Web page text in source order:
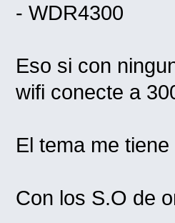
- WDR4300
Eso si con
wifi conecte a
El tema me
Con los S.O de